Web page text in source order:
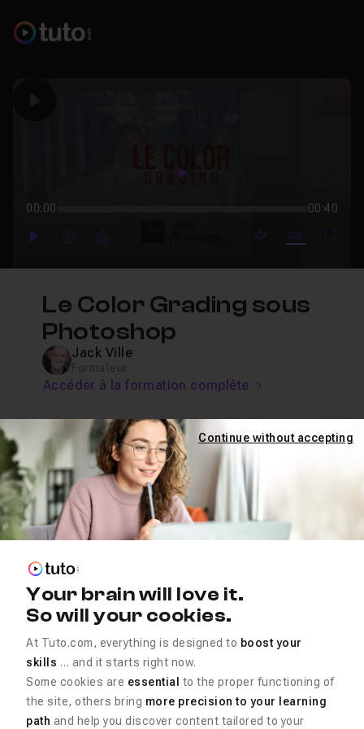
Play
00:00 00:40
PlayForwardForward mute video
Subtitles
Le Color Grading sous
Photoshop
Jack Ville
Accéder à la formation complète